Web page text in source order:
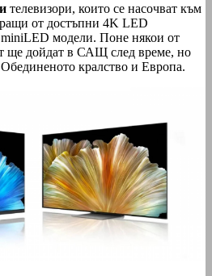
телевизори, които се насочват към
от достъпни 4K LED
miniLED модели. Поне някои от
ще дойдат в САЩ след време, но
Обединеното кралство и Европа.